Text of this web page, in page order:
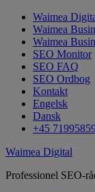
Waimea
Waimea
Waimea
SEO Monitor
SEO FAQ
SEO Ordbog
Kontakt
Engelsk
Dansk
+45
Waimea Digital
Professionel SEO-